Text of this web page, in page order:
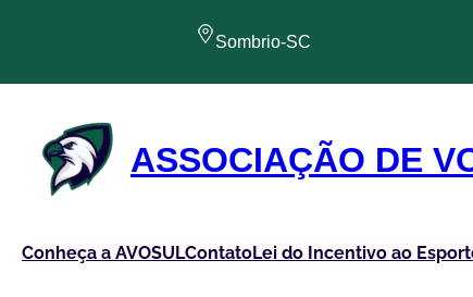
conteúdo
Sombrio-SC
ASSOCIAÇÃO DE
Conheça a AVOSULContatoLei do Incentivo ao